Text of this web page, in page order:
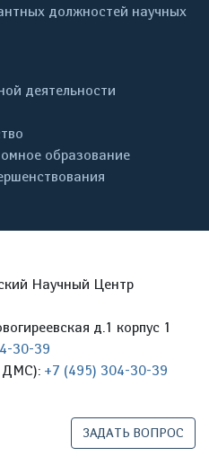
должностей научных
деятельности
образование
Научный Центр
д.1 корпус 1
30-39
ДМС): +7 (495) 304-30-39
ЗАДАТЬ ВОПРОС